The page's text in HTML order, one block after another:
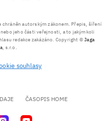
autorským zákonem. Přepis, šíření
jeho části veřejnosti, a to jakýmkoli
redakce zakázáno. Copyright ©Jaga
, s.r.o.
souhlasy
ČASOPIS HOME